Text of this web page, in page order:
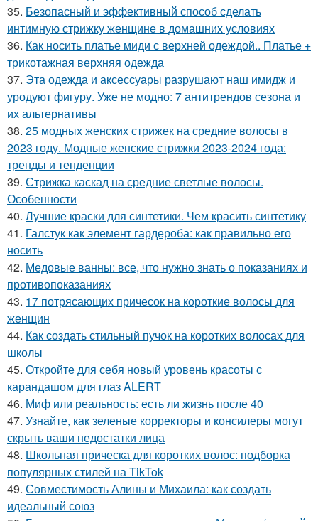
35. Безопасный и эффективный способ сделать
интимную стрижку женщине в домашних условиях
36. Как носить платье миди с верхней одеждой.. Платье +
трикотажная верхняя одежда
37. Эта одежда и аксессуары разрушают наш имидж и
уродуют фигуру. Уже не модно: 7 антитрендов сезона и
их альтернативы
38. 25 модных женских стрижек на средние волосы в
2023 году. Модные женские стрижки 2023-2024 года:
тренды и тенденции
39. Стрижка каскад на средние светлые волосы.
Особенности
40. Лучшие краски для синтетики. Чем красить синтетику
41. Галстук как элемент гардероба: как правильно его
носить
42. Медовые ванны: все, что нужно знать о показаниях и
противопоказаниях
43. 17 потрясающих причесок на короткие волосы для
женщин
44. Как создать стильный пучок на коротких волосах для
школы
45. Откройте для себя новый уровень красоты с
карандашом для глаз ALERT
46. Миф или реальность: есть ли жизнь после 40
47. Узнайте, как зеленые корректоры и консилеры могут
скрыть ваши недостатки лица
48. Школьная прическа для коротких волос: подборка
популярных стилей на TikTok
49. Совместимость Алины и Михаила: как создать
идеальный союз